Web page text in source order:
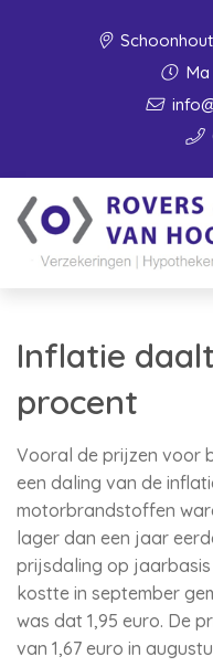
Inflatie
procent
Vooral de prijzen voor
een daling van de
motorbrandstoffen
lager dan een jaar
prijsdaling op jaarbasis
kostte in september
was dat 1,95 euro. De
van 1,67 euro in